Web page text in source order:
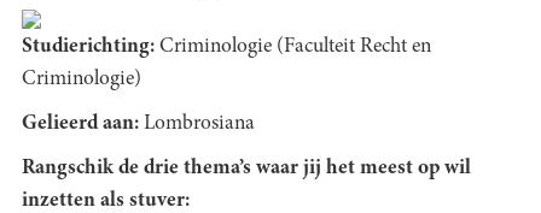
Studierichting: Criminologie (Faculteit Recht en
Criminologie)
Gelieerd aan: Lombrosiana
Rangschik de drie thema’s waar jij het meest op wil
inzetten als stuver: